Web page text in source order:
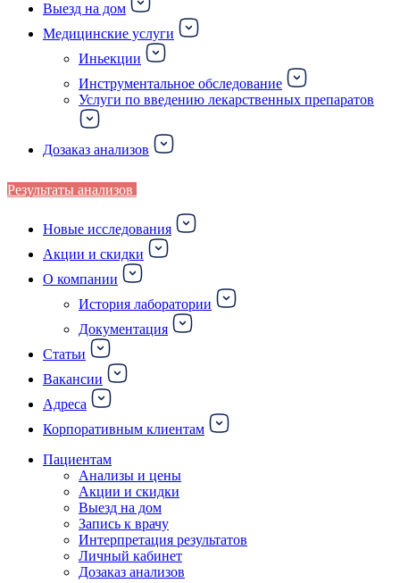
Выезд на дом
Медицинские услуги
Иньекции
Инструментальное обследование
Услуги по введению лекарственных препаратов
Дозаказ анализов
Результаты анализов
Новые исследования
Акции и скидки
О компании
История лаборатории
Документация
Статьи
Вакансии
Адреса
Корпоративным клиентам
Пациентам
Анализы и цены
Акции и скидки
Выезд на дом
Запись к врачу
Интерпретация результатов
Личный кабинет
Дозаказ анализов